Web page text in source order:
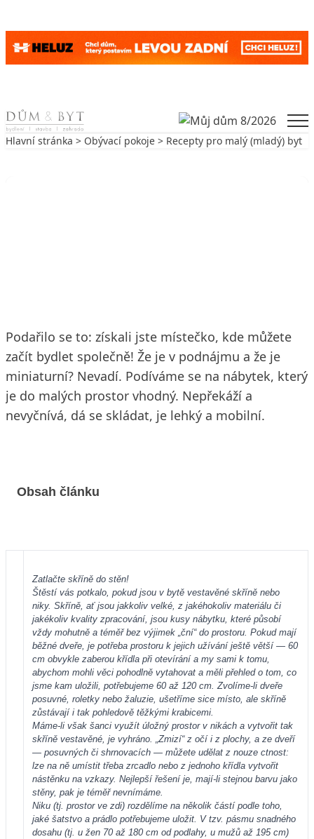
Skip to content
Hlavní stránka > Obývací pokoje > Recepty pro malý (mladý) byt
Podařilo se to: získali jste místečko, kde můžete
začít bydlet společně! Že je v podnájmu a že je
miniaturní? Nevadí. Podíváme se na nábytek, který
je do malých prostor vhodný. Nepřekáží a
nevyčnívá, dá se skládat, je lehký a mobilní.
Obsah článku
Zatlačte skříně do stěn!
Štěstí vás potkalo, pokud jsou v bytě vestavěné skříně nebo
niky. Skříně, ať jsou jakkoliv velké, z jakéhokoliv materiálu či
jakékoliv kvality zpracování, jsou kusy nábytku, které působí
vždy mohutně a téměř bez výjimek „ční“ do prostoru. Pokud mají
běžné dveře, je potřeba prostoru k jejich užívání ještě větší — 60
cm obvykle zaberou křídla při otevírání a my sami k tomu,
abychom mohli věci pohodlně vytahovat a měli přehled o tom, co
jsme kam uložili, potřebujeme 60 až 120 cm. Zvolíme-li dveře
posuvné, roletky nebo žaluzie, ušetříme sice místo, ale skříně
zůstávají i tak pohledově těžkými krabicemi.
Máme-li však šanci využít úložný prostor v nikách a vytvořit tak
skříně vestavěné, je vyhráno. „Zmizí“ z očí i z plochy, a ze dveří
— posuvných či shrnovacích — můžete udělat z nouze ctnost:
lze na ně umístit třeba zrcadlo nebo z jednoho křídla vytvořit
nástěnku na vzkazy. Nejlepší řešení je, mají-li stejnou barvu jako
stěny, pak je téměř nevnímáme.
Niku (tj. prostor ve zdi) rozdělíme na několik částí podle toho,
jaké šatstvo a prádlo potřebujeme uložit. V tzv. pásmu snadného
dosahu (tj. u žen 70 až 180 cm od podlahy, u mužů až 195 cm)